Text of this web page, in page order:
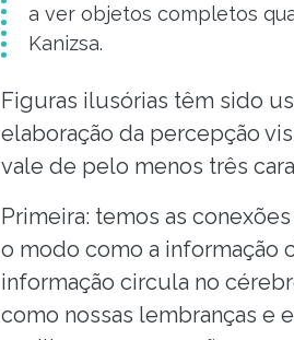
a ver objetos completos
Kanizsa.
Figuras ilusórias têm sido
elaboração da percepção
vale de pelo menos três
Primeira: temos as
o modo como a informação
informação circula no
como nossas lembranças e